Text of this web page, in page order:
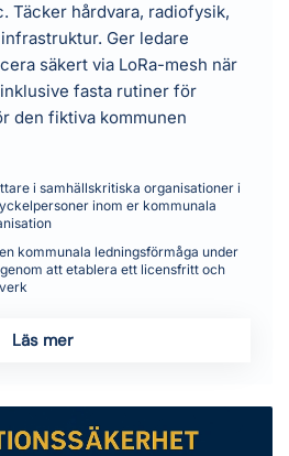
Täcker hårdvara, radiofysik,
Ger ledare
säkert via LoRa-mesh när
fasta rutiner för
den fiktiva kommunen
i samhällskritiska organisationer i
inom er kommunala
kommunala ledningsförmåga under
att etablera ett licensfritt och
Läs mer